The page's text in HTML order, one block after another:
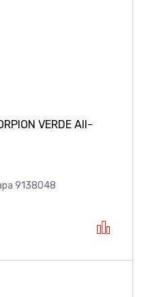
VERDE All-
9138048